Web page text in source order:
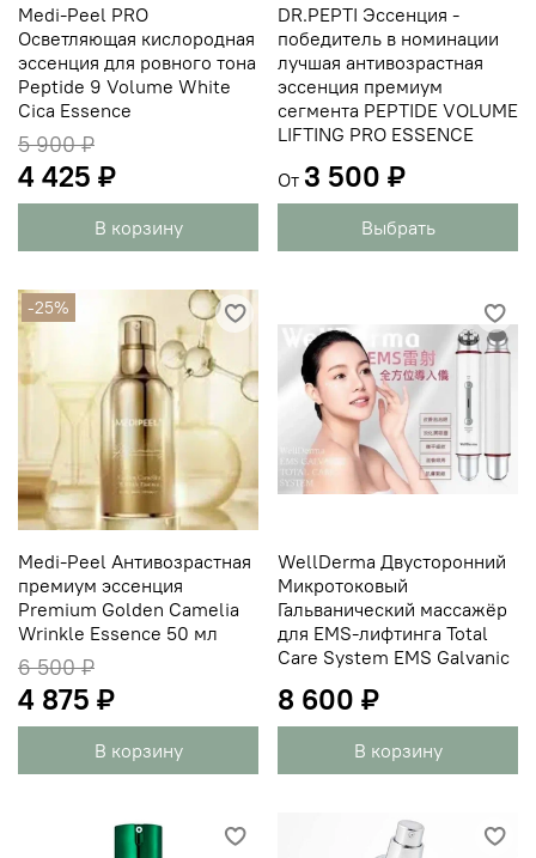
Medi-Peel PRO
Осветляющая кислородная
эссенция для ровного тона
Peptide 9 Volume White
Cica Essence
5 900 ₽
4 425 ₽
В корзину
DR.PEPTI Эссенция -
победитель в номинации
лучшая антивозрастная
эссенция премиум
сегмента PEPTIDE VOLUME
LIFTING PRO ESSENCE
От 3 500 ₽
Выбрать
-25%
Medi-Peel Антивозрастная
премиум эссенция
Premium Golden Camelia
Wrinkle Essence 50 мл
6 500 ₽
4 875 ₽
В корзину
WellDerma Двусторонний
Микротоковый
Гальванический массажёр
для EMS-лифтинга Total
Care System EMS Galvanic
8 600 ₽
В корзину